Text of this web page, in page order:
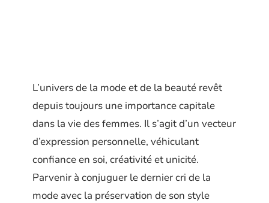
L’univers de la mode et de la beauté revêt
depuis toujours une importance capitale
dans la vie des femmes. Il s’agit d’un vecteur
d’expression personnelle, véhiculant
confiance en soi, créativité et unicité.
Parvenir à conjuguer le dernier cri de la
mode avec la préservation de son style